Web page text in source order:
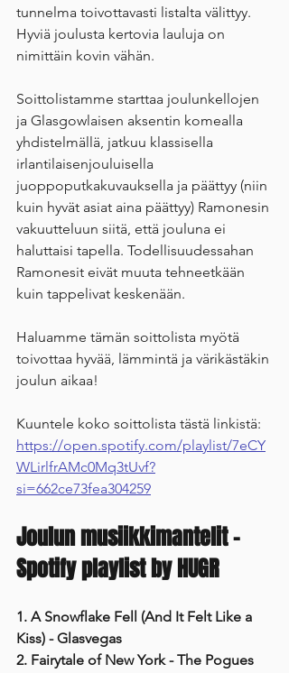
tunnelma toivottavasti listalta välittyy.
Hyviä joulusta kertovia lauluja on
nimittäin kovin vähän.
Soittolistamme starttaa joulunkellojen
ja Glasgowlaisen aksentin komealla
yhdistelmällä, jatkuu klassisella
irlantilaisenjouluisella
juoppoputkakuvauksella ja päättyy (niin
kuin hyvät asiat aina päättyy) Ramonesin
vakuutteluun siitä, että jouluna ei
haluttaisi tapella. Todellisuudessahan
Ramonesit eivät muuta tehneetkään
kuin tappelivat keskenään.
Haluamme tämän soittolista myötä
toivottaa hyvää, lämmintä ja värikästäkin
joulun aikaa!
Kuuntele koko soittolista tästä linkistä:
https://open.spotify.com/playlist/7eCY
WLirlfrAMc0Mq3tUvf?
si=662ce73fea304259
Joulun musiikkimantelit -
Spotify playlist by HUGR
1. A Snowflake Fell (And It Felt Like a
Kiss) - Glasvegas
2. Fairytale of New York - The Pogues